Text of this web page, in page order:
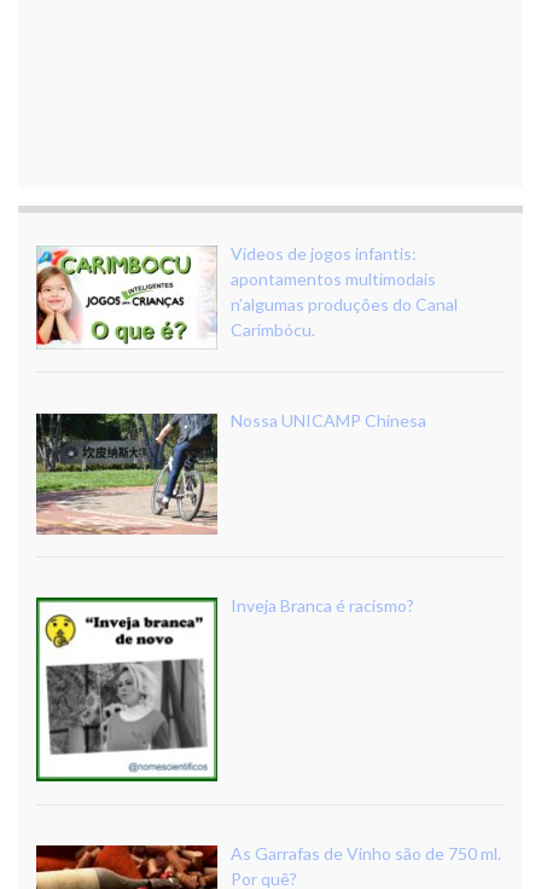
Vídeos de jogos infantis:
apontamentos multimodais
n’algumas produções do Canal
Carimbócu.
Nossa UNICAMP Chinesa
Inveja Branca é racismo?
As Garrafas de Vinho são de 750 ml.
Por quê?